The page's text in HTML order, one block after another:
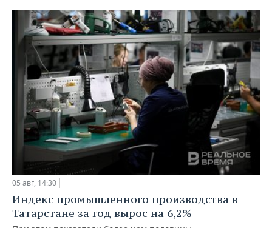
05 авг, 14:30
Индекс промышленного производства в
Татарстане за год вырос на 6,2%